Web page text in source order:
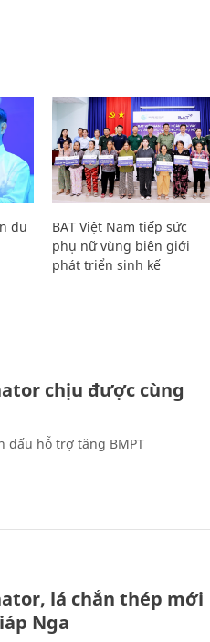
du
BAT Việt Nam tiếp sức
phụ nữ vùng biên giới
phát triển sinh kế
chịu được cùng
đấu hỗ trợ tăng BMPT
lá chắn thép mới
Nga